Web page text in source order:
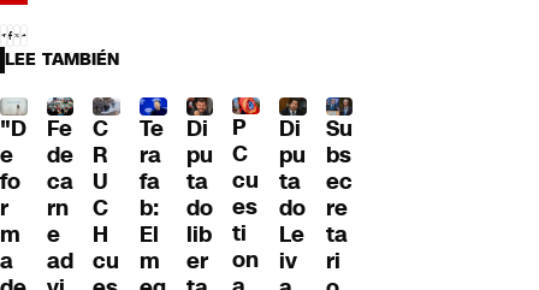
LEE TAMBIÉN
"D
e
fo
r
m
a
Fe
de
ca
rn
e
ad
C
R
U
C
H
cu
Te
ra
fa
b:
El
m
Di
pu
ta
do
lib
er
P
C
cu
es
ti
on
Di
pu
ta
do
Le
iv
Su
bs
ec
re
ta
ri